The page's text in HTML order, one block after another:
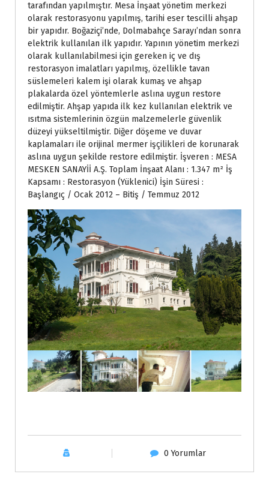
tarafından yapılmıştır. Mesa İnşaat yönetim merkezi
olarak restorasyonu yapılmış, tarihi eser tescilli ahşap
bir yapıdır. Boğaziçi’nde, Dolmabahçe Sarayı’ndan sonra
elektrik kullanılan ilk yapıdır. Yapının yönetim merkezi
olarak kullanılabilmesi için gereken iç ve dış
restorasyon imalatları yapılmış, özellikle tavan
süslemeleri kalem işi olarak kumaş ve ahşap
plakalarda özel yöntemlerle aslına uygun restore
edilmiştir. Ahşap yapıda ilk kez kullanılan elektrik ve
ısıtma sistemlerinin özgün malzemelerle güvenlik
düzeyi yükseltilmiştir. Diğer döşeme ve duvar
kaplamaları ile orijinal mermer işçilikleri de korunarak
aslına uygun şekilde restore edilmiştir. İşveren : MESA
MESKEN SANAYİİ A.Ş. Toplam İnşaat Alanı : 1.347 m² İş
Kapsamı : Restorasyon (Yüklenici) İşin Süresi :
Başlangıç / Ocak 2012 – Bitiş / Temmuz 2012
0 Yorumlar